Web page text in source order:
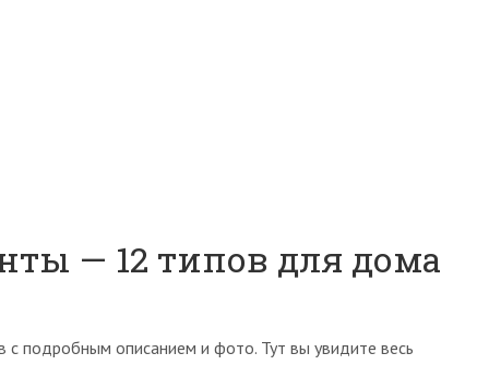
— 12 типов для дома
подробным описанием и фото. Тут вы увидите весь